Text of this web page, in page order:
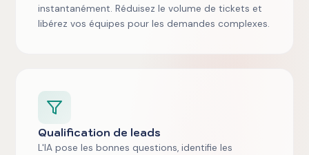
instantanément. Réduisez le volume de tickets et
libérez vos équipes pour les demandes complexes.
Qualification de leads
L'IA pose les bonnes questions, identifie les